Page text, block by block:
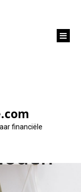
financiële